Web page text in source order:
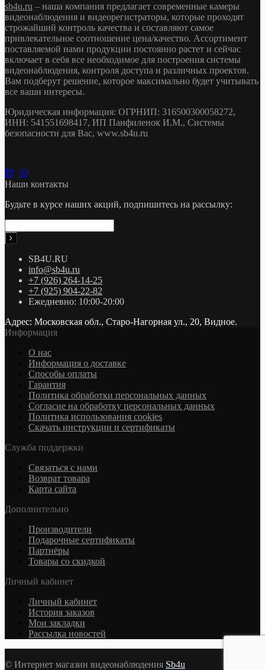
sb4u.ru – наша компания предлагает современные камеры
видеонаблюдения и видеорегистраторы, которые проходят
строжайший контроль качества и составляют самое
привлекательное соотношение цена/качество. Ассортимент
поставляемой нами продукции постоянно растет и сейчас
включает в себя все необходимое для построения системы
видеонаблюдения, контроля доступа и различных проектов.
Вам подберут решение, которое максимально будет учитывать
все ваши интересы.
Юридическая информация: ОГРНИП: 316500300058272,
ИНН: 541551698417, ИП Панфиленок И.М., Системы
безопасности для Вас, www.sb4u.ru
Наши контакты
Будьте в курсе наших акций, подпишитесь на рассылку:
SB4U.RU
info@sb4u.ru
+7 (926) 264-14-25
+7 (925) 904-22-82
Ежедневно: 10:00-20:00
Адрес: Московская обл., Старо-Нагорная ул., 20, Видное.
Информация
О нас
Информация о доставке
Cпособы оплаты
Гарантия
Политика обработки персональных данных
Согласие на обработку персональных данных
Политика использования cookies
Скачать инструкции и сертификаты
Служба поддержки
Связаться с нами
Возврат товара
Карта сайта
Дополнительно
Производители
Подарочные сертификаты
Партнёры
Товары со скидкой
Личный кабинет
Личный кабинет
История заказов
Мои закладки
Рассылка новостей
© Интернет магазин видеонаблюдения Sb4u